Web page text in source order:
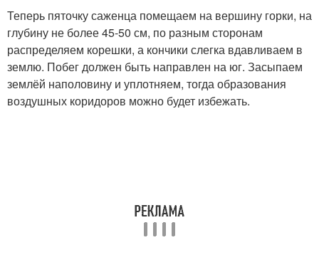
Теперь пяточку саженца помещаем на вершину горки, на
глубину не более 45-50 см, по разным сторонам
распределяем корешки, а кончики слегка вдавливаем в
землю. Побег должен быть направлен на юг. Засыпаем
землёй наполовину и уплотняем, тогда образования
воздушных коридоров можно будет избежать.